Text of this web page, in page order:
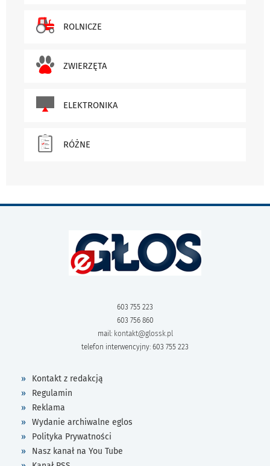
ROLNICZE
ZWIERZĘTA
ELEKTRONIKA
RÓŻNE
603 755 223
603 756 860
mail: kontakt@glossk.pl
telefon interwencyjny: 603 755 223
Kontakt z redakcją
Regulamin
Reklama
Wydanie archiwalne eglos
Polityka Prywatności
Nasz kanał na You Tube